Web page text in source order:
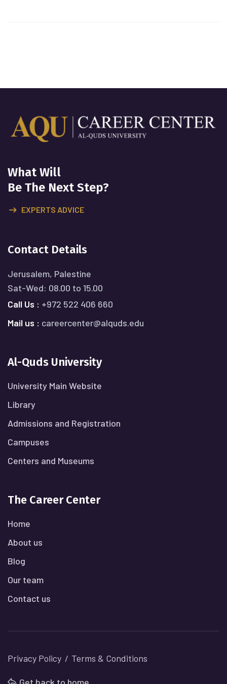
What Will
Be The Next Step?
EXPERTS ADVICE
Contact Details
Jerusalem, Palestine
Sat-Wed: 08.00 to 15.00
Call Us : +972 522 406 660
Mail us : careercenter@alquds.edu
Al-Quds University
University Main Website
Library
Admissions and Registration
Campuses
Centers and Museums
The Career Center
Home
About us
Blog
Our team
Contact us
Privacy Policy Terms & Conditions